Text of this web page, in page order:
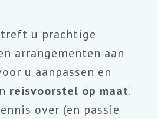
u prachtige
arrangementen aan
u aanpassen en
reisvoorstel op maat.
over (en passie